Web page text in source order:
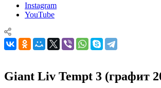
Instagram
YouTube
Giant Liv Tempt 3 (графит